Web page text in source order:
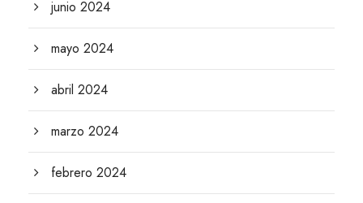
junio 2024
mayo 2024
abril 2024
marzo 2024
febrero 2024